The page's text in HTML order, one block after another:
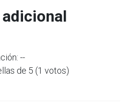
--
de 5 (1 votos)